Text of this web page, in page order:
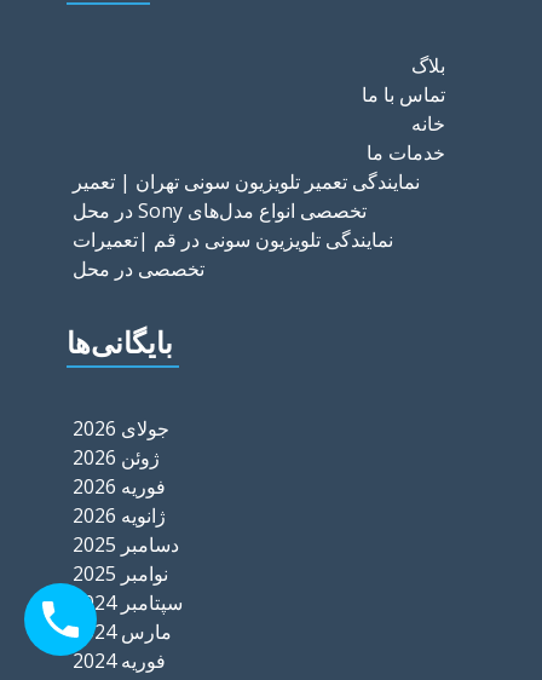
بلاگ
تماس با ما
خانه
خدمات ما
نمایندگی تعمیر تلویزیون سونی تهران | تعمیر
تخصصی انواع مدل‌های Sony در محل
نمایندگی تلویزیون سونی در قم |تعمیرات
تخصصی در محل
بایگانی‌ها
جولای 2026
ژوئن 2026
فوریه 2026
ژانویه 2026
دسامبر 2025
نوامبر 2025
سپتامبر 2024
مارس 2024
فوریه 2024